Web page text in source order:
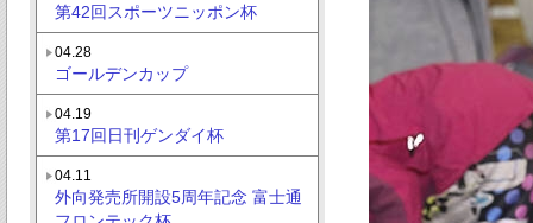
第42回スポーツニッポン杯
04.28
ゴールデンカップ
04.19
第17回日刊ゲンダイ杯
04.11
外向発売所開設5周年記念 富士通
フロンテック杯